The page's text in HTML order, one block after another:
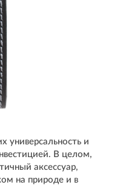
универсальность и
В целом,
аксессуар,
на природе и в